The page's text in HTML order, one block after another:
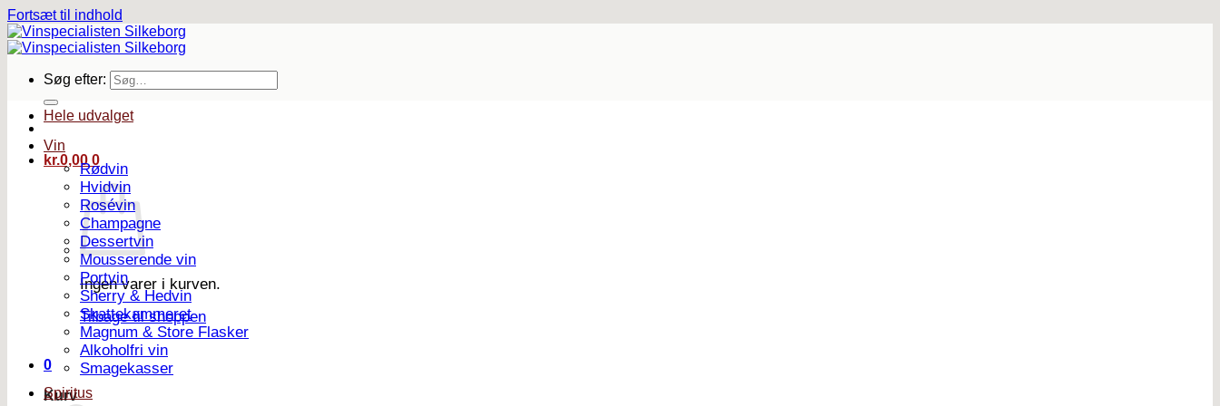
Fortsæt til indhold
Søg efter:
kr.0,00 0
Ingen varer i kurven.
Tilbage til shoppen
0
Kurv
Hele udvalget
Vin
Rødvin
Hvidvin
Rosévin
Champagne
Dessertvin
Mousserende vin
Portvin
Sherry & Hedvin
Skattekammeret
Magnum & Store Flasker
Alkoholfri vin
Smagekasser
Spiritus